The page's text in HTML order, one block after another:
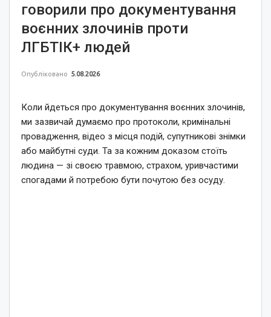
говорили про документування
воєнних злочинів проти
ЛГБТІК+ людей
Опубліковано 5.08.2026
Коли йдеться про документування воєнних злочинів,
ми зазвичай думаємо про протоколи, кримінальні
провадження, відео з місця подій, супутникові знімки
або майбутні суди. Та за кожним доказом стоїть
людина — зі своєю травмою, страхом, уривчастими
спогадами й потребою бути почутою без осуду.